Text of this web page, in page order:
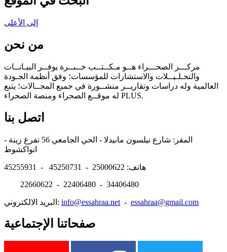
إلى الأعلى
من نحن
مركـــز الصحـــراء هــو مـكــتــب خــبــرة يوفــر البيـانــات
والتحـلـيــلات والاستشارات للمؤسسات؛ وفق أنظمة الجـودة
العالمية وله دراسات وتقاريــر منشــورة في جميع المجــالات؛ يتبع
له موقــع الصحراء ومنصة الصحراء PLUS.
اتصل بنا
المقر: شارع نيلسون مانيدلا - الحي الجامعي 56 تفرغ زينة -
هاتف: 25000622 - 45250731 - 45255931
22660622 - 22406480 - 34406480
البريد الالكتروني: info@essahraa.net - essahraa@gmail.com
صفحاتنا الإجتماعية